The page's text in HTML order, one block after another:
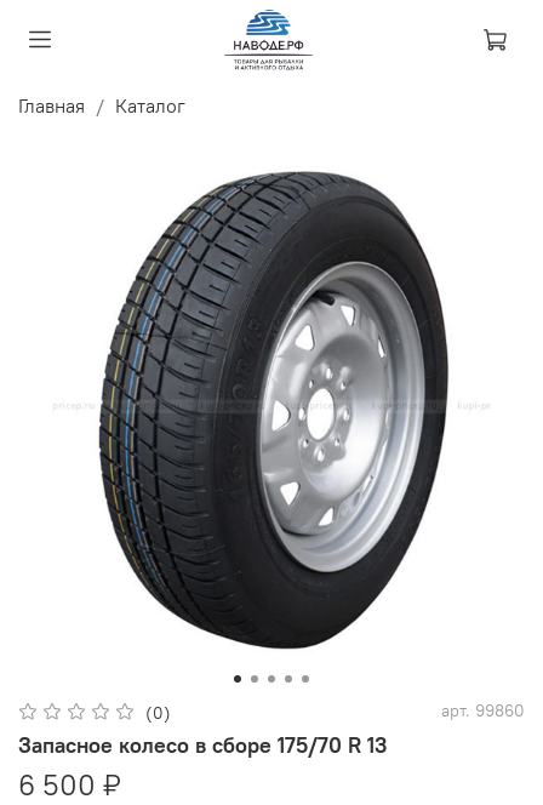
Главная Каталог
(0) арт. 99860
Запасное колесо в сборе 175/70 R 13
6 500 ₽